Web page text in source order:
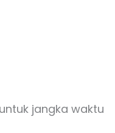
jangka waktu